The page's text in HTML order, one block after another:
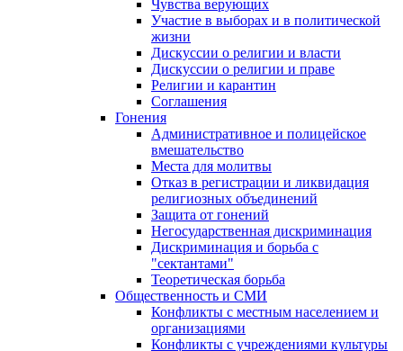
Чувства верующих
Участие в выборах и в политической
жизни
Дискуссии о религии и власти
Дискуссии о религии и праве
Религии и карантин
Соглашения
Гонения
Административное и полицейское
вмешательство
Места для молитвы
Отказ в регистрации и ликвидация
религиозных объединений
Защита от гонений
Негосударственная дискриминация
Дискриминация и борьба с
"сектантами"
Теоретическая борьба
Общественность и СМИ
Конфликты с местным населением и
организациями
Конфликты с учреждениями культуры